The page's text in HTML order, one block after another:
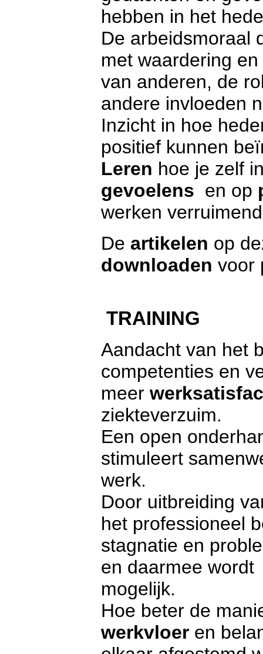
hebben in het
De arbeidsmoraal
met waardering
van anderen, de
andere invloeden
Inzicht in hoe
positief kunnen
Leren hoe je zelf
gevoelens en op
werken
De artikelen op
downloaden voor
TRAINING
Aandacht van het
competenties en
meer
ziekteverzuim.
Een open
stimuleert
werk.
Door uitbreiding
het professioneel
stagnatie en
en daarmee
mogelijk.
Hoe beter de
werkvloer en